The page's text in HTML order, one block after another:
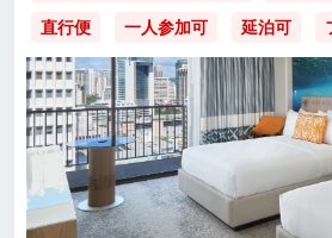
直行便
一人参加可 延泊可